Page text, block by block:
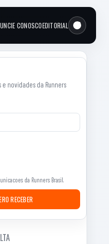
CONOSCOEDITORIAL
e novidades da Runners
da Runners Brasil.
RECEBER